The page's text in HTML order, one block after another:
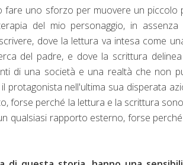
fare uno sforzo per muovere un piccolo
del mio personaggio, in
dove la lettura va intesa come
del padre, e dove la scrittura
di una società e una realtà che non
protagonista nell'ultima sua disperata
forse perché la lettura e la scrittura
qualsiasi rapporto esterno, forse